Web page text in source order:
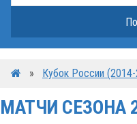
» Кубок России
МАТЧИ СЕЗОНА